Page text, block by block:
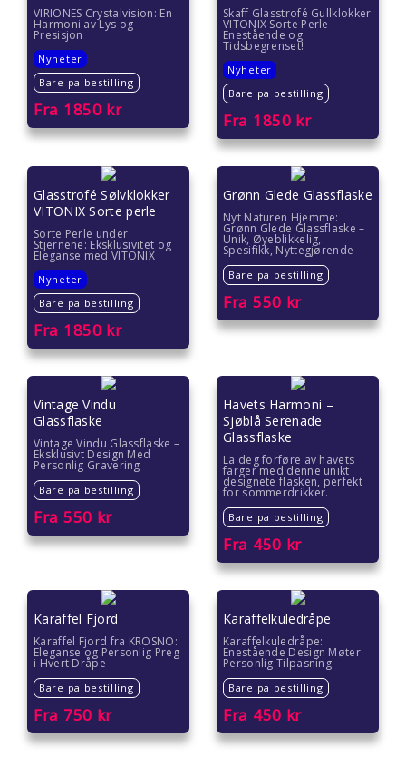
VIRIONES Crystalvision: En
Harmoni av Lys og
Presisjon
Nyheter
Bare pa bestilling
Fra 1850 kr
Skaff Glasstrofé Gullklokker
VITONIX Sorte Perle –
Enestående og
Tidsbegrenset!
Nyheter
Bare pa bestilling
Fra 1850 kr
Glasstrofé Sølvklokker
VITONIX Sorte perle
Sorte Perle under
Stjernene: Eksklusivitet og
Eleganse med VITONIX
Nyheter
Bare pa bestilling
Fra 1850 kr
Grønn Glede Glassflaske
Nyt Naturen Hjemme:
Grønn Glede Glassflaske –
Unik, Øyeblikkelig,
Spesifikk, Nyttegjørende
Bare pa bestilling
Fra 550 kr
Vintage Vindu
Glassflaske
Vintage Vindu Glassflaske –
Eksklusivt Design Med
Personlig Gravering
Bare pa bestilling
Fra 550 kr
Havets Harmoni –
Sjøblå Serenade
Glassflaske
La deg forføre av havets
farger med denne unikt
designete flasken, perfekt
for sommerdrikker.
Bare pa bestilling
Fra 450 kr
Karaffel Fjord
Karaffel Fjord fra KROSNO:
Eleganse og Personlig Preg
i Hvert Dråpe
Bare pa bestilling
Fra 750 kr
Karaffelkuledråpe
Karaffelkuledråpe:
Enestående Design Møter
Personlig Tilpasning
Bare pa bestilling
Fra 450 kr